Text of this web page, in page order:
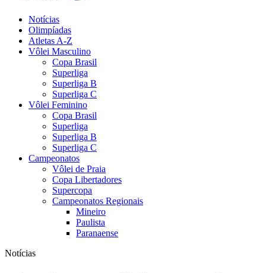
Notícias
Olimpíadas
Atletas A-Z
Vôlei Masculino
Copa Brasil
Superliga
Superliga B
Superliga C
Vôlei Feminino
Copa Brasil
Superliga
Superliga B
Superliga C
Campeonatos
Vôlei de Praia
Copa Libertadores
Supercopa
Campeonatos Regionais
Mineiro
Paulista
Paranaense
Notícias